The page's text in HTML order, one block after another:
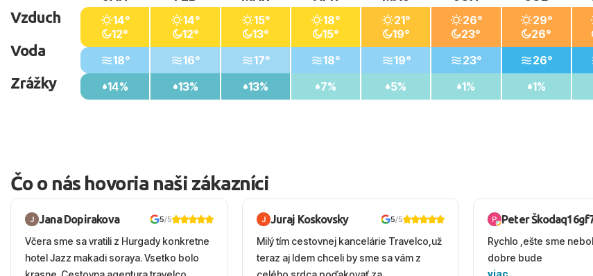
Vzduch
Voda
Zrážky
14°
12°
18°
14%
14°
12°
16°
13%
15°
13°
17°
13%
18°
15°
18°
7%
21°
19°
19°
5%
26°
23°
23°
1%
29°
26°
26°
1%
Čo o nás hovoria naši zákazníci
Jana Dopirakova 5/5
Včera sme sa vratili z Hurgady konkretne
hotel Jazz makadi soraya. Vsetko bolo
Juraj Koskovsky 5/5
Milý tím cestovnej kancelárie Travelco,už
teraz aj Idem chceli by sme sa vám z
Peter
Rychlo ,ešte sme
dobre bude
viac